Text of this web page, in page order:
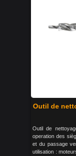
Outil de
Outil de
operation des
et du passage
utilisation :